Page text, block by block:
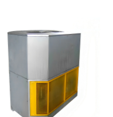
латунных стержней
клапанов